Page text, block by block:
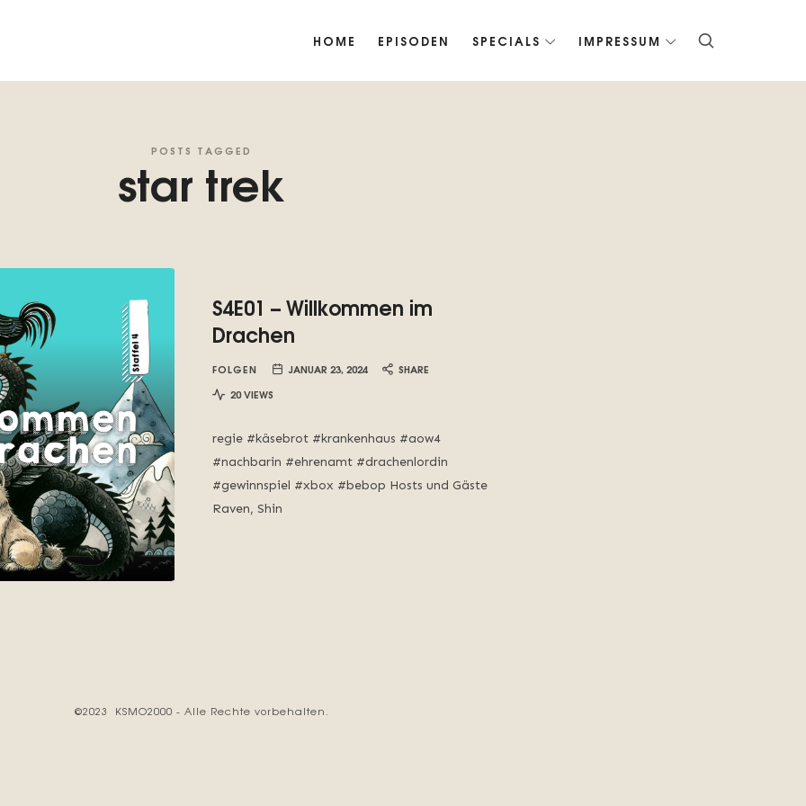
HOME EPISODEN SPECIALS IMPRESSUM
POSTS TAGGED
star trek
S4E01 – Willkommen im
Drachen
FOLGEN JANUAR 23, 2024
SHARE
20 VIEWS
regie #käsebrot #krankenhaus #aow4
#nachbarin #ehrenamt #drachenlordin
#gewinnspiel #xbox #bebop Hosts und Gäste
Raven, Shin
©2023 KSMO2000 - Alle Rechte vorbehalten.